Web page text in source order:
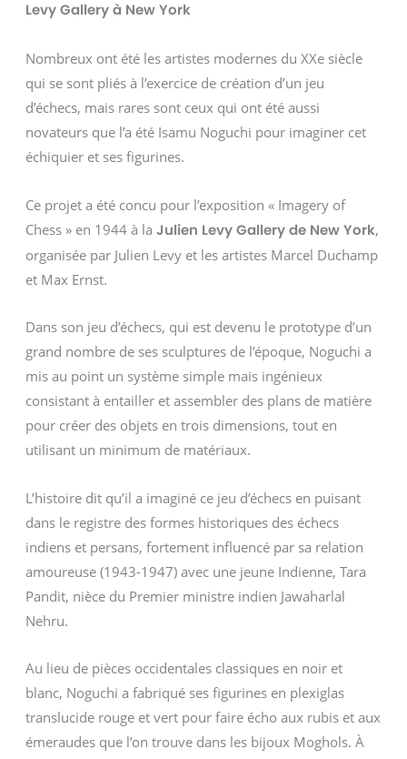
Levy Gallery à New York
Nombreux ont été les artistes modernes du XXe siècle
qui se sont pliés à l’exercice de création d’un jeu
d’échecs, mais rares sont ceux qui ont été aussi
novateurs que l’a été Isamu Noguchi pour imaginer cet
échiquier et ses figurines.
Ce projet a été concu pour l’exposition « Imagery of
Chess » en 1944 à la Julien Levy Gallery de New York,
organisée par Julien Levy et les artistes Marcel Duchamp
et Max Ernst.
Dans son jeu d’échecs, qui est devenu le prototype d’un
grand nombre de ses sculptures de l’époque, Noguchi a
mis au point un système simple mais ingénieux
consistant à entailler et assembler des plans de matière
pour créer des objets en trois dimensions, tout en
utilisant un minimum de matériaux.
L’histoire dit qu’il a imaginé ce jeu d’échecs en puisant
dans le registre des formes historiques des échecs
indiens et persans, fortement influencé par sa relation
amoureuse (1943-1947) avec une jeune Indienne, Tara
Pandit, nièce du Premier ministre indien Jawaharlal
Nehru.
Au lieu de pièces occidentales classiques en noir et
blanc, Noguchi a fabriqué ses figurines en plexiglas
translucide rouge et vert pour faire écho aux rubis et aux
émeraudes que l’on trouve dans les bijoux Moghols. À